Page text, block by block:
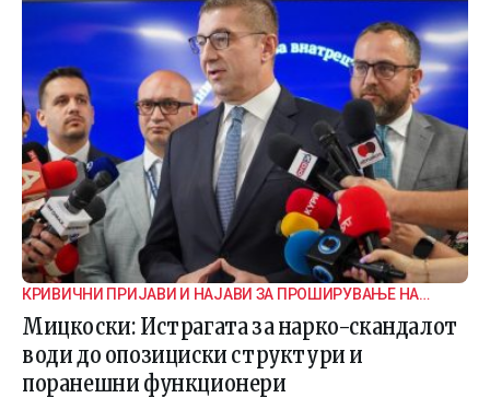
КРИВИЧНИ ПРИЈАВИ И НАЈАВИ ЗА ПРОШИРУВАЊЕ НА
ИСТРАГАТА
Мицкоски: Истрагата за нарко-скандалот
води до опозициски структури и
поранешни функционери